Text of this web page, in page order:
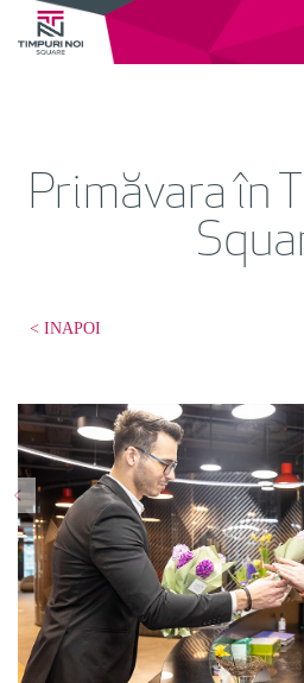
Primăvara în
< INAPOI